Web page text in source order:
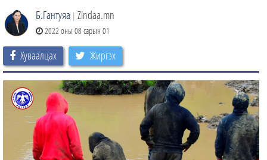
Б.Гантуяа | Zindaa.mn
2022 оны 08 сарын 01
Хуваалцах Жиргэх